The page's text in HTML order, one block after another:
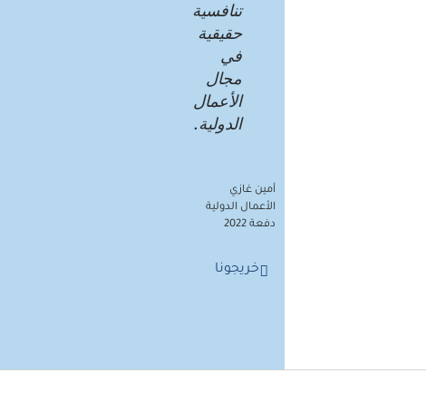
تنافسية
حقيقية
في
مجال
الأعمال
الدولية.
أمين غازي
الأعمال الدولية
دفعة 2022
خريجونا